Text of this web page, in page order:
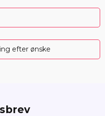
efter ønske